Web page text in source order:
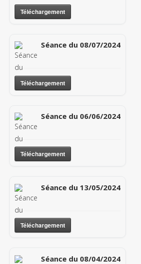
Téléchargement
Séance du 08/07/2024
Téléchargement
Séance du 06/06/2024
Téléchargement
Séance du 13/05/2024
Téléchargement
Séance du 08/04/2024